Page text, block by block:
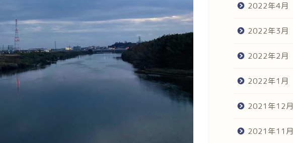
2022年4月
2022年3月
2022年2月
2022年1月
2021年12月
2021年11月